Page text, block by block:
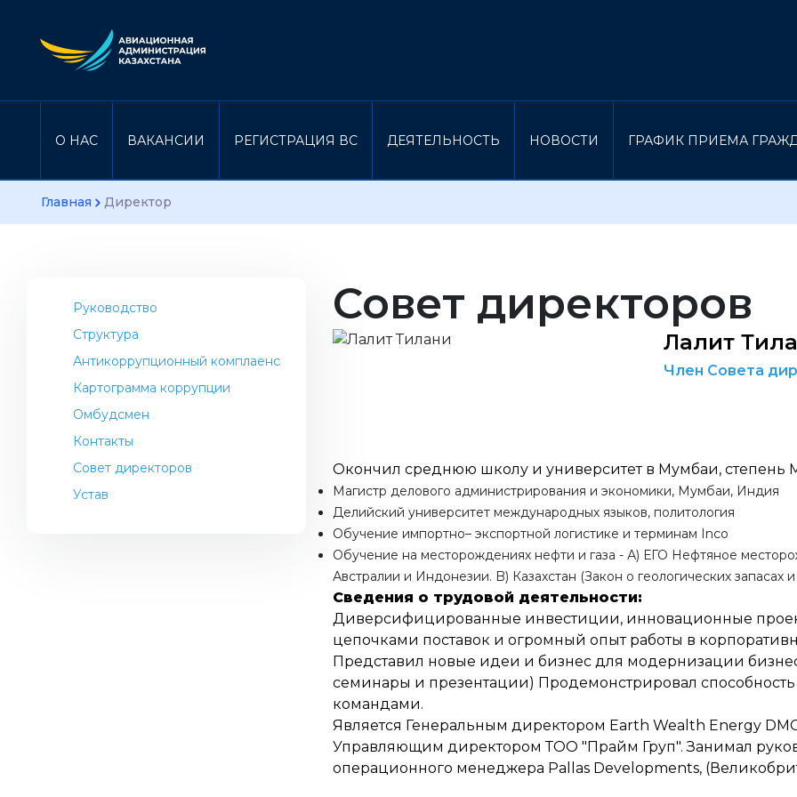
О НАС ВАКАНСИИ РЕГИСТРАЦИЯ ВС ДЕЯТЕЛЬНОСТЬ НОВОСТИ ГРАФИК ПРИЕМА
Главная Директор
Руководство
Структура
Антикоррупционный комплаенс
Картограмма коррупции
Омбудсмен
Контакты
Совет директоров
Устав
Совет директоров
Лалит
Член Совета
Окончил среднюю школу и университет в Мумбаи, степень
Магистр делового администрирования и экономики, Мумбаи, Индия
Делийский университет международных языков, политология
Обучение импортно– экспортной логистике и терминам Inco
Обучение на месторождениях нефти и газа - А) ЕГО Нефтяное
Австралии и Индонезии. B) Казахстан (Закон о геологических запасах
Сведения о трудовой деятельности:
Диверсифицированные инвестиции, инновационные
цепочками поставок и огромный опыт работы в
Представил новые идеи и бизнес для модернизации
семинары и презентации) Продемонстрировал
командами.
Является Генеральным директором Earth Wealth Energy
Управляющим директором ТОО "Прайм Груп". Занимал
операционного менеджера Pallas Developments,